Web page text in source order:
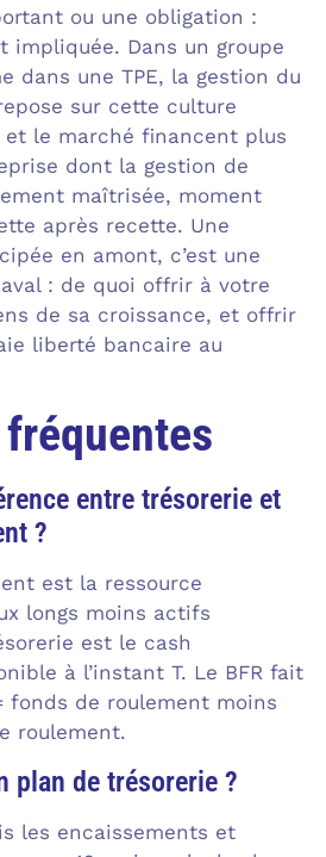
ou une obligation :
impliquée. Dans un groupe
dans une TPE, la gestion du
sur cette culture
et le marché financent plus
dont la gestion de
maîtrisée, moment
après recette. Une
en amont, c’est une
: de quoi offrir à votre
de sa croissance, et offrir
liberté bancaire au
entre trésorerie et
?
est la ressource
longs moins actifs
est le cash
à l’instant T. Le BFR fait
fonds de roulement moins
roulement.
plan de trésorerie ?
les encaissements et